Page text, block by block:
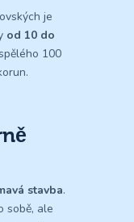
je
od 10 do
100
stavba.
sobě, ale